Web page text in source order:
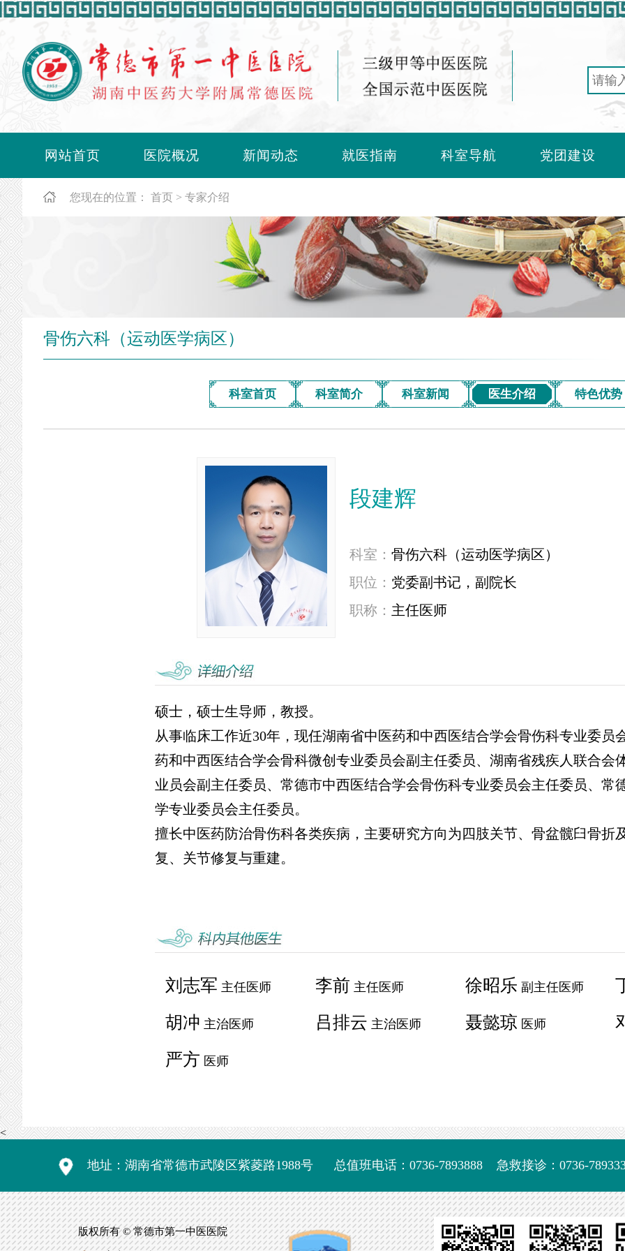
网站首页 医院概况 新闻动态 就医指南 科室导航 党团建设
您现在的位置： 首页 专家介绍
骨伤六科（运动医学病区）
科室首页 科室简介 科室新闻 医生介绍 特色优势
段建辉
科室： 骨伤六科（运动医学病区）
职位： 党委副书记，副院长
职称： 主任医师
硕士，硕士生导师，教授。
从事临床工作近30年，现任湖南省中医药和中西医结合学会骨伤科专业委员
药和中西医结合学会骨科微创专业委员会副主任委员、湖南省残疾人联合会
业员会副主任委员、常德市中西医结合学会骨伤科专业委员会主任委员、常
学专业委员会主任委员。
擅长中医药防治骨伤科各类疾病，主要研究方向为四肢关节、骨盆髋臼骨折
复、关节修复与重建。
刘志军 主任医师 李前 主任医师 徐昭乐 副主任医师
胡冲 主治医师 吕排云 主治医师 聂懿琼 医师
严方 医师
<
地址：湖南省常德市武陵区紫菱路1988号 总值班电话：0736-7893888 急救接诊：0736-
版权所有 © 常德市第一中医医院